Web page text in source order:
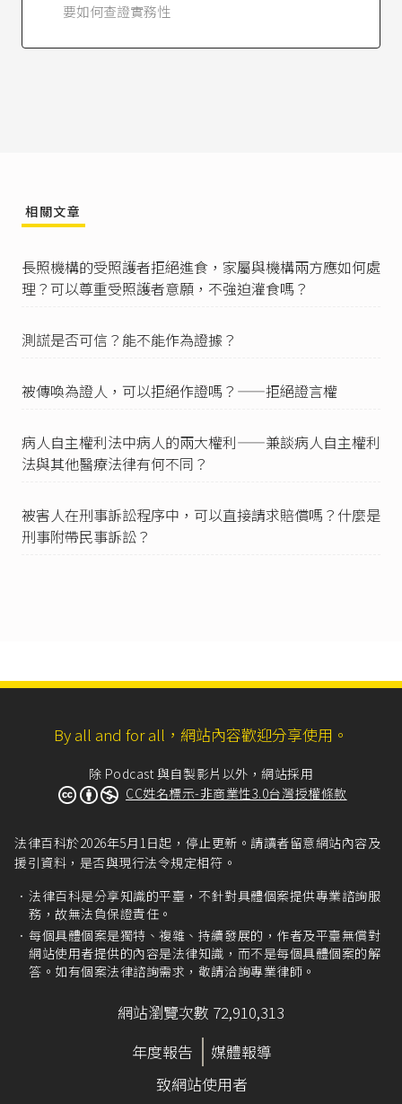
要如何查證實務性
相關文章
長照機構的受照護者拒絕進食，家屬與機構兩方應如何處
理？可以尊重受照護者意願，不強迫灌食嗎？
測謊是否可信？能不能作為證據？
被傳喚為證人，可以拒絕作證嗎？——拒絕證言權
病人自主權利法中病人的兩大權利——兼談病人自主權利
法與其他醫療法律有何不同？
被害人在刑事訴訟程序中，可以直接請求賠償嗎？什麼是
刑事附帶民事訴訟？
By all and for all，網站內容歡迎分享使用。
除 Podcast 與自製影片以外，網站採用
CC姓名標示-非商業性3.0台灣授權條款
法律百科於2026年5月1日起，停止更新。請讀者留意網站內容及
援引資料，是否與現行法令規定相符。
法律百科是分享知識的平臺，不針對具體個案提供專業諮詢服
務，故無法負保證責任。
每個具體個案是獨特、複雜、持續發展的，作者及平臺無償對
網站使用者提供的內容是法律知識，而不是每個具體個案的解
答。如有個案法律諮詢需求，敬請洽詢專業律師。
網站瀏覽次數 72,910,313
年度報告
媒體報導
致網站使用者